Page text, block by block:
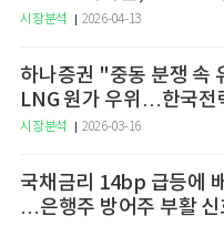
예고
시장분석 2026-04-13
하나증권 "중동 분쟁 속
LNG 원가 우위…한국전
승 전망"
시장분석 2026-03-16
국채금리 14bp 급등에
…은행주 방어주 부활 신